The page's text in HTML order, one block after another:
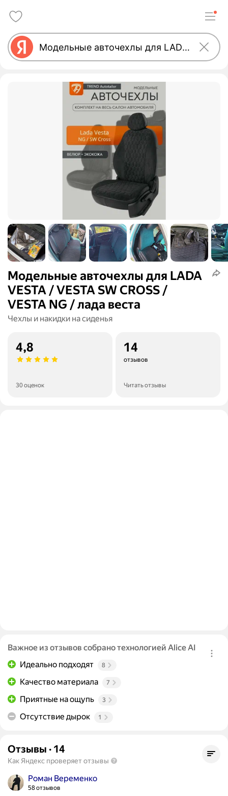
Модельные авточехлы для LADA
VESTA / VESTA SW CROSS /
VESTA NG / лада веста
Чехлы и накидки на сиденья
4,8
30 оценок
14
отзывов
Читать отзывы
Важное из отзывов собрано технологией Alice AI
Идеально подходят
8
Качество материала 7
Приятные на ощупь 3
Отсутствие дырок 1
Отзывы · 14
Как Яндекс проверяет отзывы
Роман Веременко
58 отзывов